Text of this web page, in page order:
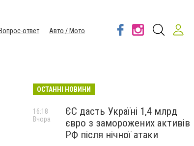
Вопрос-ответ
Авто / Мото
ОСТАННІ НОВИНИ
ЄС дасть Україні 1,4 млрд
євро з заморожених активів
РФ після нічної атаки
16:18
Вчора